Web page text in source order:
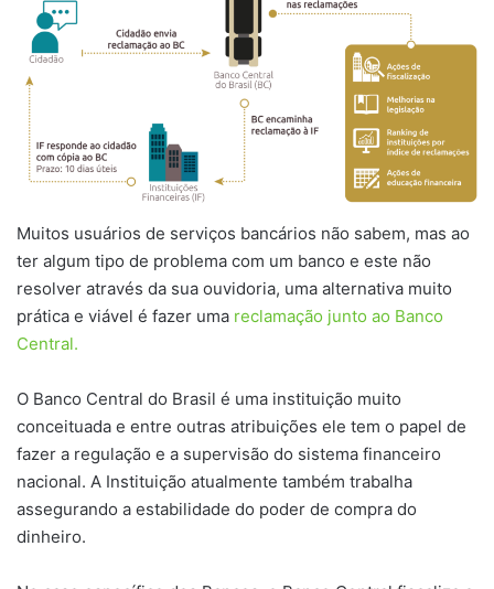
Muitos usuários de serviços bancários não sabem, mas ao
ter algum tipo de problema com um banco e este não
resolver através da sua ouvidoria, uma alternativa muito
prática e viável é fazer uma reclamação junto ao Banco
Central.
O Banco Central do Brasil é uma instituição muito
conceituada e entre outras atribuições ele tem o papel de
fazer a regulação e a supervisão do sistema financeiro
nacional. A Instituição atualmente também trabalha
assegurando a estabilidade do poder de compra do
dinheiro.